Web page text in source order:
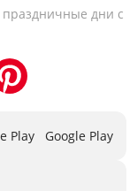
дни с
Google Play